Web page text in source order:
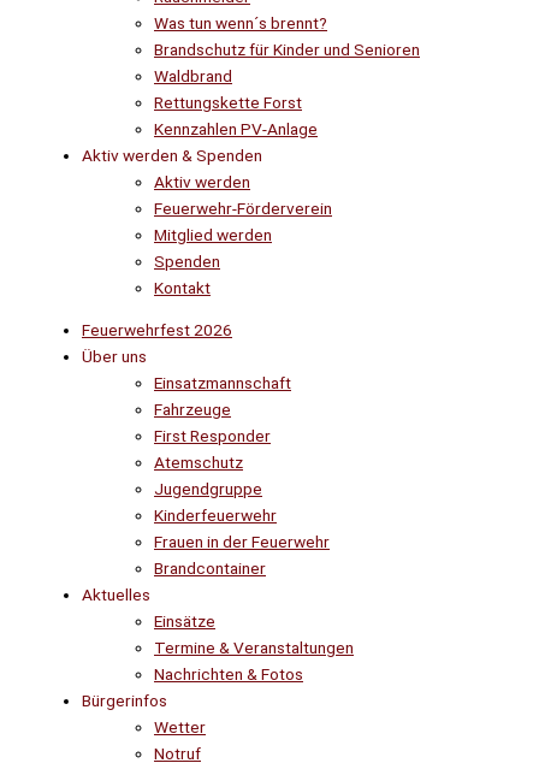
Was tun wenn´s brennt?
Brandschutz für Kinder und Senioren
Waldbrand
Rettungskette Forst
Kennzahlen PV-Anlage
Aktiv werden & Spenden
Aktiv werden
Feuerwehr-Förderverein
Mitglied werden
Spenden
Kontakt
Feuerwehrfest 2026
Über uns
Einsatzmannschaft
Fahrzeuge
First Responder
Atemschutz
Jugendgruppe
Kinderfeuerwehr
Frauen in der Feuerwehr
Brandcontainer
Aktuelles
Einsätze
Termine & Veranstaltungen
Nachrichten & Fotos
Bürgerinfos
Wetter
Notruf